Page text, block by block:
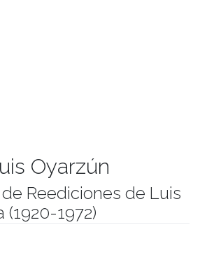
Oyarzún
Reediciones de Luis
(1920-1972)